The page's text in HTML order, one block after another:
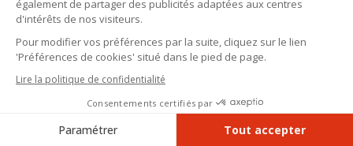
PRODUITS
Facebook InstagramPinterest